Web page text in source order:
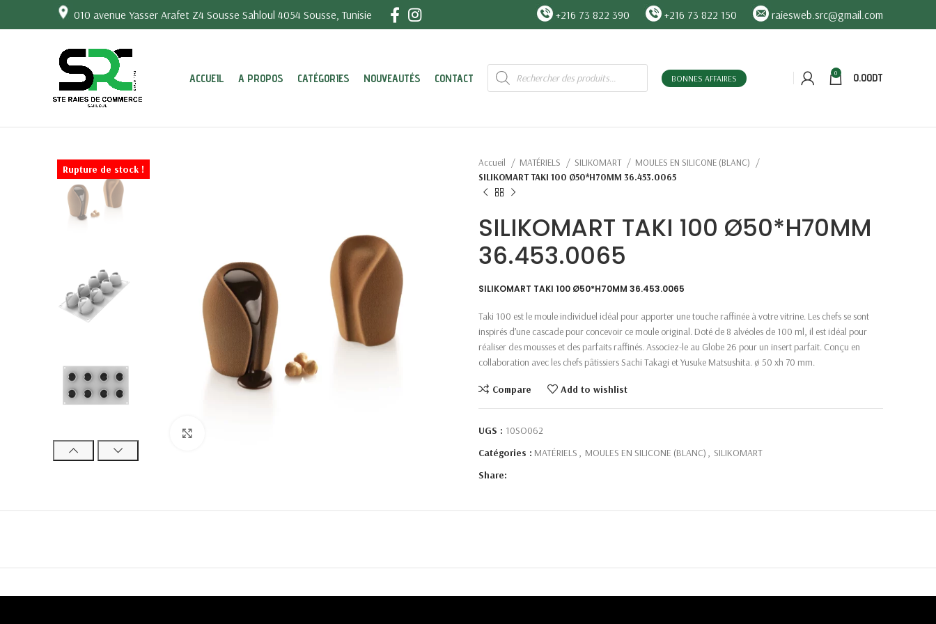
010 avenue Yasser Arafet Z4 Sousse Sahloul 4054 Sousse, Tunisie +216 73 822 390 +216 73 822 150 raiesweb.src@gmail.com
ACCUEIL A PROPOS CATÉGORIES NOUVEAUTÉS CONTACT
Recherche
de
produits
BONNES AFFAIRES
0 0.00DT
Rupture de stock !
Accueil MATÉRIELS SILIKOMART
MOULES EN SILICONE (BLANC)
SILIKOMART TAKI 100 Ø50*H70MM 36.453.0065
SILIKOMART TAKI 100 Ø50*H70MM
36.453.0065
SILIKOMART TAKI 100 Ø50*H70MM 36.453.0065
Taki 100 est le moule individuel idéal pour apporter une touche raffinée à votre vitrine. Les chefs se sont
inspirés d’une cascade pour concevoir ce moule original. Doté de 8 alvéoles de 100 ml, il est idéal pour
réaliser des mousses et des parfaits raffinés. Associez-le au Globe 26 pour un insert parfait. Conçu en
collaboration avec les chefs pâtissiers Sachi Takagi et Yusuke Matsushita. ø 50 xh 70 mm.
Compare Add to wishlist
UGS : 10SO062
Catégories : MATÉRIELS , MOULES EN SILICONE (BLANC) , SILIKOMART
Share: